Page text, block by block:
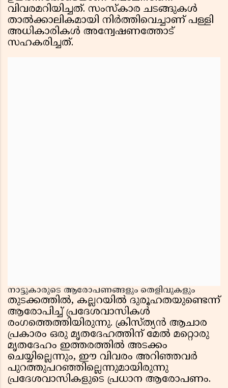
വിവരമറിയിച്ചത്. സംസ്കാര ചടങ്ങുകൾ
താൽക്കാലികമായി നിർത്തിവെച്ചാണ് പള്ളി
അധികാരികൾ അന്വേഷണത്തോട്
സഹകരിച്ചത്.
നാട്ടുകാരുടെ ആരോപണങ്ങളും തെളിവുകളും
തുടക്കത്തിൽ, കല്ലറയിൽ ദുരൂഹതയുണ്ടെന്ന്
ആരോപിച്ച് പ്രദേശവാസികൾ
രംഗത്തെത്തിയിരുന്നു. ക്രിസ്ത്യൻ ആചാര
പ്രകാരം ഒരു മൃതദേഹത്തിന് മേൽ മറ്റൊരു
മൃതദേഹം ഇത്തരത്തിൽ അടക്കം
ചെയ്യില്ലെന്നും, ഈ വിവരം അറിഞ്ഞവർ
പുറത്തുപറഞ്ഞില്ലെന്നുമായിരുന്നു
പ്രദേശവാസികളുടെ പ്രധാന ആരോപണം.